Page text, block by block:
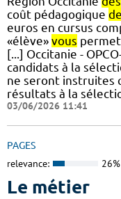
coût pédagogique de
euros en cursus
«élève» vous permet
[...] Occitanie -
candidats à la
ne seront instruites
résultats à la
03/06/2026 11:41
PAGES
relevance: 26%
Le métier